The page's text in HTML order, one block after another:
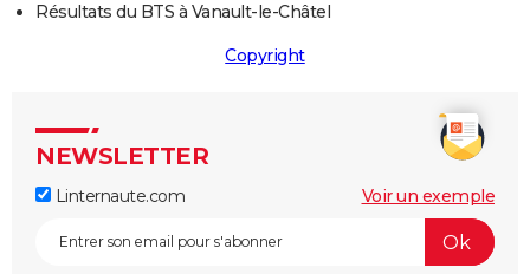
Résultats du BTS à Vanault-le-Châtel
Copyright
NEWSLETTER
Linternaute.com Voir un exemple